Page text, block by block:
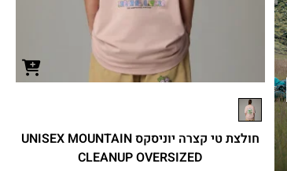
חולצת טי קצרה יוניסקס UNISEX MOUNTAIN
CLEANUP OVERSIZED